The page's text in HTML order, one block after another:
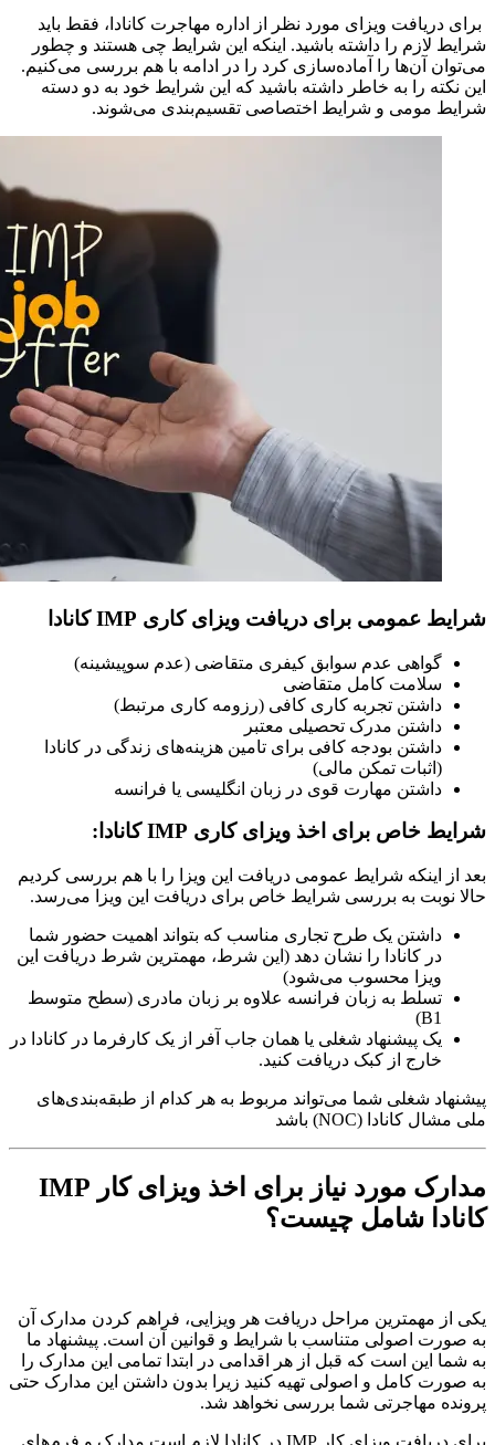
برای دریافت ویزای مورد نظر از اداره مهاجرت کانادا، فقط باید
شرایط لازم را داشته باشید. اینکه این شرایط چی هستند و چطور
می‌توان آن‌ها را آماده‌سازی کرد را در ادامه با هم بررسی می‌کنیم.
این نکته را به خاطر داشته باشید که این شرایط خود به دو دسته
شرایط مومی و شرایط اختصاصی تقسیم‌بندی می‌شوند.
شرایط عمومی برای دریافت ویزای کاری IMP کانادا
گواهی عدم سوابق کیفری متقاضی (عدم سوپیشینه)
سلامت کامل متقاضی
داشتن تجربه کاری کافی (رزومه کاری مرتبط)
داشتن مدرک تحصیلی معتبر
داشتن بودجه کافی برای تامین هزینه‌های زندگی در کانادا
(اثبات تمکن مالی)
داشتن مهارت قوی در زبان انگلیسی یا فرانسه
شرایط خاص برای اخذ ویزای کاری IMP کانادا:
بعد از اینکه شرایط عمومی دریافت این ویزا را با هم بررسی کردیم
حالا نوبت به بررسی شرایط خاص برای دریافت این ویزا می‌رسد.
داشتن یک طرح تجاری مناسب که بتواند اهمیت حضور شما
در کانادا را نشان دهد (این شرط، مهمترین شرط دریافت این
ویزا محسوب می‌شود)
تسلط به زبان فرانسه علاوه بر زبان مادری (سطح متوسط
B1)
یک پیشنهاد شغلی یا همان جاب آفر از یک کارفرما در کانادا در
خارج از کبک دریافت کنید.
پیشنهاد شغلی شما می‌تواند مربوط به هر کدام از طبقه‌بندی‌های
ملی مشال کانادا (NOC) باشد
مدارک مورد نیاز برای اخذ ویزای کار IMP
کانادا شامل چیست؟
یکی از مهمترین مراحل دریافت هر ویزایی، فراهم کردن مدارک آن
به صورت اصولی متناسب با شرایط و قوانین آن است. پیشنهاد ما
به شما این است که قبل از هر اقدامی در ابتدا تمامی این مدارک را
به صورت کامل و اصولی تهیه کنید زیرا بدون داشتن این مدارک حتی
پرونده مهاجرتی شما بررسی نخواهد شد.
برای دریافت ویزای کار IMP در کانادا لازم است مدارک و فرم‌های